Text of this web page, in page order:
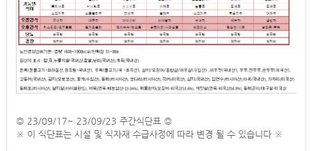
◎ 23/09/17~ 23/09/23 주간식단표 ◎
※ 이 식단표는 시설 및 식자재 수급사정에 따라 변경 될 수 있습니다 ※